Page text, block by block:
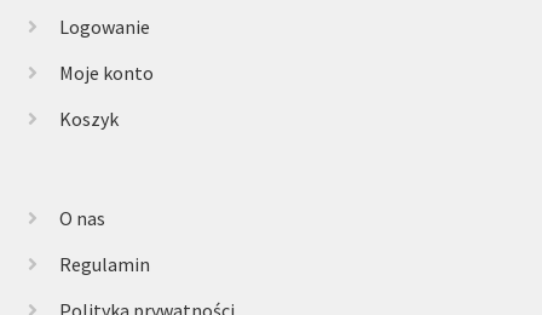
Logowanie
Moje konto
Koszyk
O nas
Regulamin
Polityka prywatności